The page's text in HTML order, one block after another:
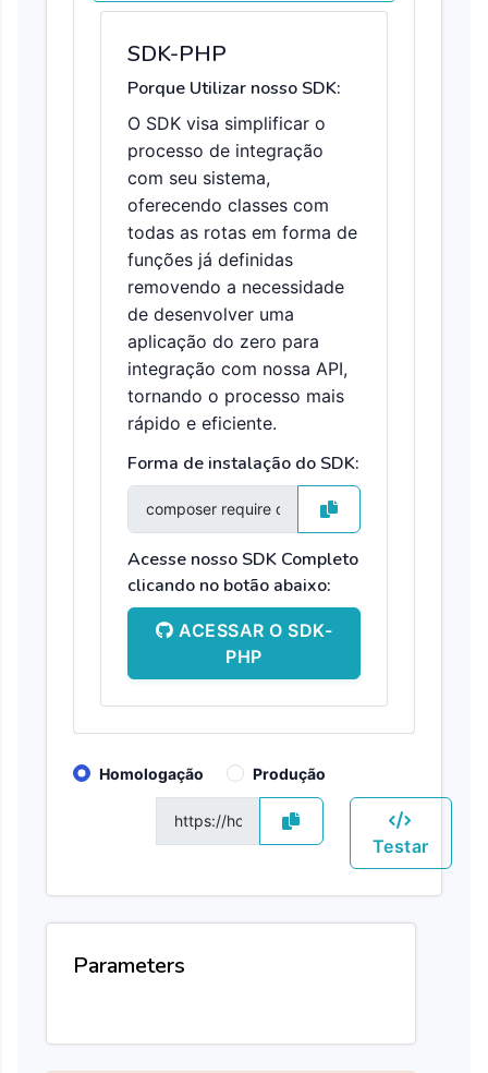
SDK-PHP
Porque Utilizar nosso SDK:
O SDK visa simplificar o
processo de integração
com seu sistema,
oferecendo classes com
todas as rotas em forma de
funções já definidas
removendo a necessidade
de desenvolver uma
aplicação do zero para
integração com nossa API,
tornando o processo mais
rápido e eficiente.
Forma de instalação do SDK:
Acesse nosso SDK Completo
clicando no botão abaixo:
ACESSAR O SDK-
PHP
Homologação Produção
Testar
Parameters